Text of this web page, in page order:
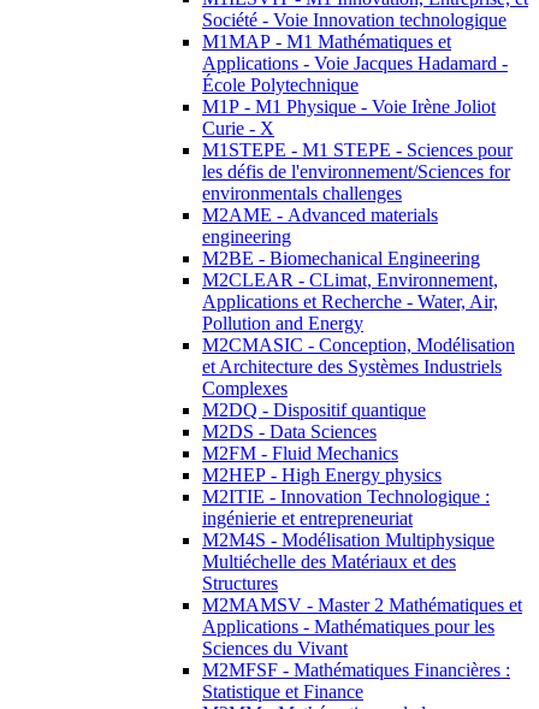
Société - Voie Innovation technologique
M1MAP - M1 Mathématiques et
Applications - Voie Jacques Hadamard -
École Polytechnique
M1P - M1 Physique - Voie Irène Joliot
Curie - X
M1STEPE - M1 STEPE - Sciences pour
les défis de l'environnement/Sciences for
environmentals challenges
M2AME - Advanced materials
engineering
M2BE - Biomechanical Engineering
M2CLEAR - CLimat, Environnement,
Applications et Recherche - Water, Air,
Pollution and Energy
M2CMASIC - Conception, Modélisation
et Architecture des Systèmes Industriels
Complexes
M2DQ - Dispositif quantique
M2DS - Data Sciences
M2FM - Fluid Mechanics
M2HEP - High Energy physics
M2ITIE - Innovation Technologique :
ingénierie et entrepreneuriat
M2M4S - Modélisation Multiphysique
Multiéchelle des Matériaux et des
Structures
M2MAMSV - Master 2 Mathématiques et
Applications - Mathématiques pour les
Sciences du Vivant
M2MFSF - Mathématiques Financières :
Statistique et Finance